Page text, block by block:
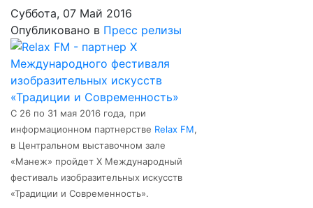
Суббота, 07 Май 2016
Опубликовано в Пресс релизы
С 26 по 31 мая 2016 года, при
информационном партнерстве Relax FM,
в Центральном выставочном зале
«Манеж» пройдет X Международный
фестиваль изобразительных искусств
«Традиции и Современность».